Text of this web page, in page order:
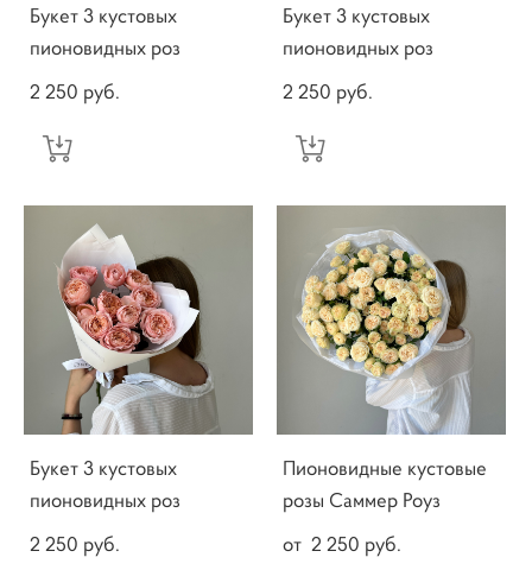
Букет 3 кустовых
пионовидных роз
2 250 pуб.
Букет 3 кустовых
пионовидных роз
2 250 pуб.
Букет 3 кустовых
пионовидных роз
2 250 pуб.
Пионовидные кустовые
розы Саммер Роуз
от 2 250 pуб.